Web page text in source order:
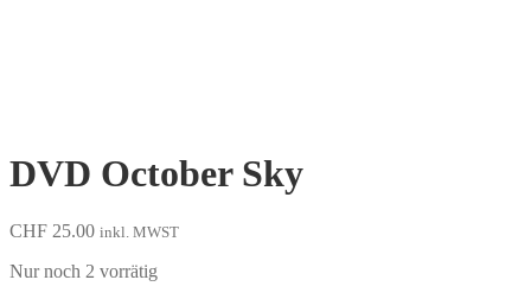
DVD October Sky
CHF 25.00 inkl. MWST
Nur noch 2 vorrätig